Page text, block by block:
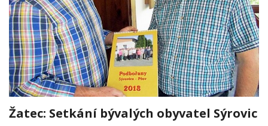
Žatec: Setkání bývalých obyvatel Sýrovic